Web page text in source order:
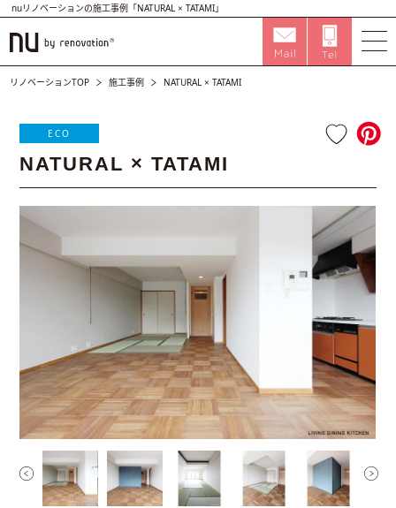
nuリノベーションの施工事例「NATURAL × TATAMI」
リノベーションTOP 施工事例 NATURAL × TATAMI
ECO
NATURAL × TATAMI